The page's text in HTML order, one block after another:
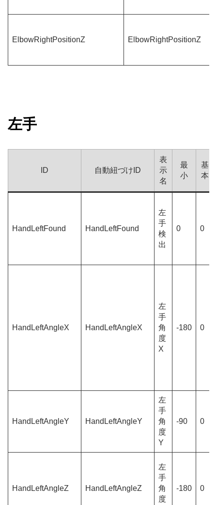
ElbowRightPositionZ ElbowRightPositionZ
左手
ID 自動紐づけID
表
示
名
最
小
基
本
HandLeftFound HandLeftFound
左
手
検
出
0 0
HandLeftAngleX HandLeftAngleX
左
手
角
度
X
-180 0
HandLeftAngleY HandLeftAngleY
左
手
角
度
Y
-90 0
HandLeftAngleZ HandLeftAngleZ
左
手
角
度
-180 0